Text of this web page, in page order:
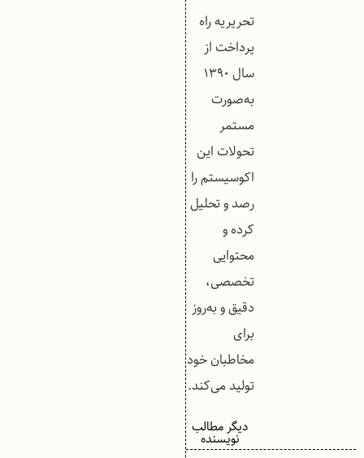
تحریریه راه
پرداخت از
سال ۱۳۹۰
به‌صورت
مستمر
تحولات این
اکوسیستم را
رصد و تحلیل
کرده و
محتوایی
تخصصی،
دقیق و به‌روز
برای
مخاطبان خود
تولید می‌کند.
دیگر مطالب
نویسنده